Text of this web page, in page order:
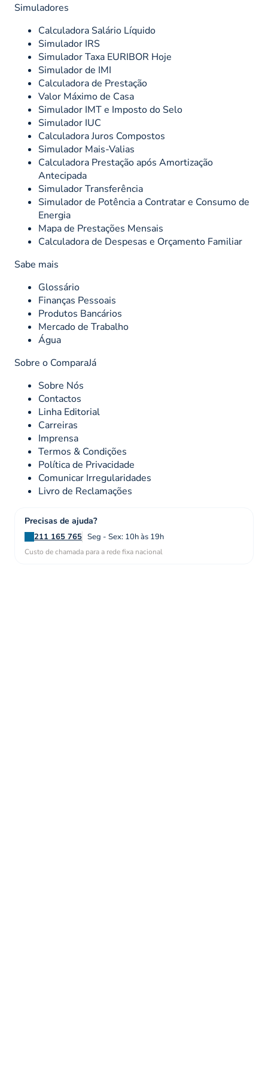
Simuladores
Calculadora Salário Líquido
Simulador IRS
Simulador Taxa EURIBOR Hoje
Simulador de IMI
Calculadora de Prestação
Valor Máximo de Casa
Simulador IMT e Imposto do Selo
Simulador IUC
Calculadora Juros Compostos
Simulador Mais-Valias
Calculadora Prestação após Amortização
Antecipada
Simulador Transferência
Simulador de Potência a Contratar e Consumo de
Energia
Mapa de Prestações Mensais
Calculadora de Despesas e Orçamento Familiar
Sabe mais
Glossário
Finanças Pessoais
Produtos Bancários
Mercado de Trabalho
Água
Sobre o ComparaJá
Sobre Nós
Contactos
Linha Editorial
Carreiras
Imprensa
Termos & Condições
Política de Privacidade
Comunicar Irregularidades
Livro de Reclamações
Precisas de ajuda?
211 165 765 Seg - Sex: 10h às 19h
Custo de chamada para a rede fixa nacional